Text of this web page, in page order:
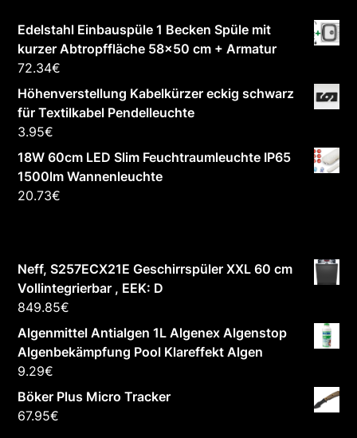
Edelstahl Einbauspüle 1 Becken Spüle mit
kurzer Abtropffläche 58x50 cm + Armatur
72.34€
Höhenverstellung Kabelkürzer eckig schwarz
für Textilkabel Pendelleuchte
3.95€
18W 60cm LED Slim Feuchtraumleuchte IP65
1500lm Wannenleuchte
20.73€
Neff, S257ECX21E Geschirrspüler XXL 60 cm
Vollintegrierbar , EEK: D
849.85€
Algenmittel Antialgen 1L Algenex Algenstop
Algenbekämpfung Pool Klareffekt Algen
9.29€
Böker Plus Micro Tracker
67.95€